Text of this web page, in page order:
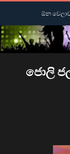
ජොලි
ඕන